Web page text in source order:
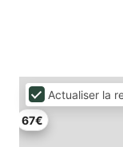
67€
Actualiser la